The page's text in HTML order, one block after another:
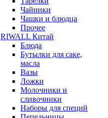
Чайники
Чашки и блюдца
Прочее
RIWALL Китай
Блюда
Бутылки для саке,
масла
Вазы
Ложки
Молочники и
сливочники
Наборы для специй